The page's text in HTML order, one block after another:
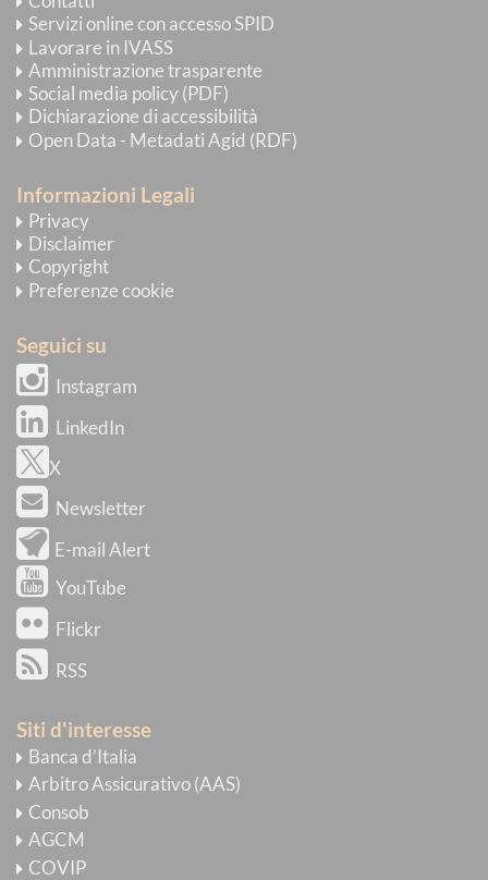
Servizi online con accesso SPID
Lavorare in IVASS
Amministrazione trasparente
Social media policy (PDF)
Dichiarazione di accessibilità
Open Data - Metadati Agid (RDF)
Informazioni Legali
Privacy
Disclaimer
Copyright
Preferenze cookie
Seguici su
Instagram
LinkedIn
X
Newsletter
E-mail Alert
YouTube
Flickr
RSS
Siti d'interesse
Banca d’Italia
Arbitro Assicurativo (AAS)
Consob
AGCM
COVIP